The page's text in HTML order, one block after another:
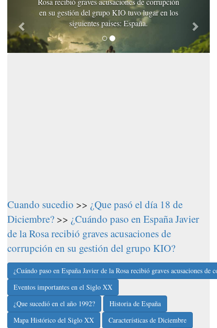
en su gestión del grupo KIO tuvo lugar en los
siguientes paises: España.
Cuando sucedio >> ¿Que pasó el día 18 de
Diciembre? >> ¿Cuándo paso en España Javier
de la Rosa recibió graves acusaciones de
corrupción en su gestión del grupo KIO?
¿Cuándo paso en España Javier de la Rosa recibió graves acusaciones
Eventos importantes en el Siglo XX
¿Que sucedió en el año 1992?
Historia de España
Mapa Histórico del Siglo XX
Características de Diciembre